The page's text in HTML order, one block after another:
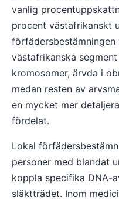
vanlig
procent västafrikanskt
västafrikanska
kromosomer, ärvda i
medan resten av
en mycket mer
fördelat.
Lokal
personer med blandat
koppla specifika DNA-
släktträdet. Inom